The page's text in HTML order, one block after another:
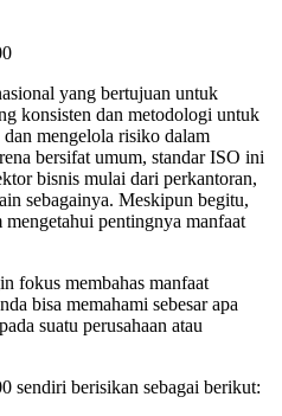
yang bertujuan untuk
konsisten dan metodologi untuk
mengelola risiko dalam
bersifat umum, standar ISO ini
bisnis mulai dari perkantoran,
sebagainya. Meskipun begitu,
pentingnya manfaat
fokus membahas manfaat
bisa memahami sebesar apa
suatu perusahaan atau
sendiri berisikan sebagai berikut: